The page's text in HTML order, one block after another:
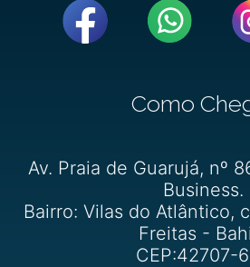
Como
Av. Praia de Guarujá, nº
Business.
Bairro: Vilas do Atlântico,
Freitas -
CEP:42707-